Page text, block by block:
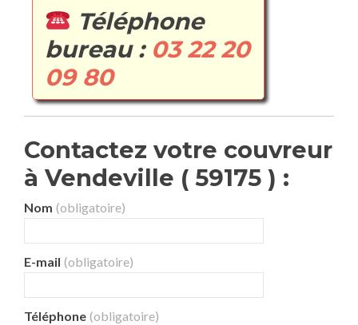
Téléphone
bureau : 03 22 20
09 80
Contactez votre couvreur
à Vendeville ( 59175 ) :
Nom (obligatoire)
E-mail (obligatoire)
Téléphone (obligatoire)